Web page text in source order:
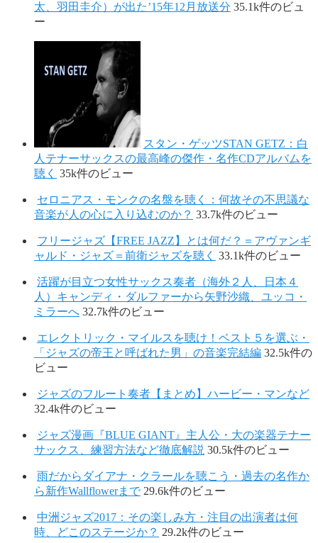
太、羽田圭介）が出た’15年12月放送分 35.1k件のビュ
ー
スタン・ゲッツSTAN GETZ：白
人テナーサックスの最高峰の傑作・名作CDアルバムを
聴く 35k件のビュー
セロニアス・モンクの名盤を聴く：何故その不思議な
音楽が人の心に入り込むのか？ 33.7k件のビュー
フリージャズ【FREE JAZZ】とは何だ？＝アヴァンギ
ャルド・ジャズ＝前衛ジャズを聴く 33.1k件のビュー
活躍が目立つ女性サックス奏者（海外２人、日本４
人）キャンディ・ダルファーから矢野沙織、ユッコ・
ミラーへ 32.7k件のビュー
エレクトリック・マイルスを聴け！ベスト５を選ぶ・
「ジャズの帝王と呼ばれた男」の音楽完結編 32.5k件の
ビュー
ジャズのフルート奏者【まとめ】ハービー・マンなど
32.4k件のビュー
ジャズ漫画『BLUE GIANT』主人公・大の楽器テナー
サックス、練習方法など徹底解説 30.5k件のビュー
雨だからダイアナ・クラールを聴こう・過去の名作か
ら新作Wallflowerまで 29.6k件のビュー
中洲ジャズ2017：その楽しみ方・注目の出演者は何
時、どこのステージか？ 29.2k件のビュー